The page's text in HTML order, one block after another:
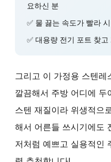
요하신 분
✅ 물 끓는 속도가 빨라
✅ 대용량 전기 포트 찾고
그리고 이 가정용 스텐레
깔끔해서 주방 어디에 두
스텐 재질이라 위생적으
해서 어른들 쓰시기에도
저처럼 예쁘고 실용적인